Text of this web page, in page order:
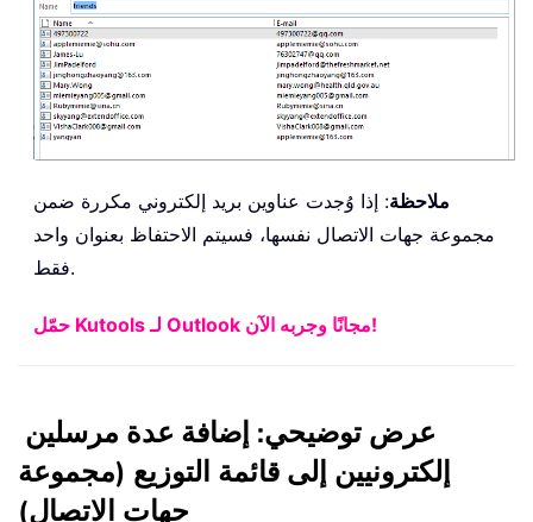
ملاحظة: إذا وُجدت عناوين بريد إلكتروني مكررة ضمن
مجموعة جهات الاتصال نفسها، فسيتم الاحتفاظ بعنوان واحد
فقط.
حمّل Kutools لـ Outlook مجانًا وجربه الآن!
عرض توضيحي: إضافة عدة مرسلين
إلكترونيين إلى قائمة التوزيع (مجموعة
جهات الاتصال)